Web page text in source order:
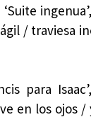
/ traviesa
para
en los ojos /